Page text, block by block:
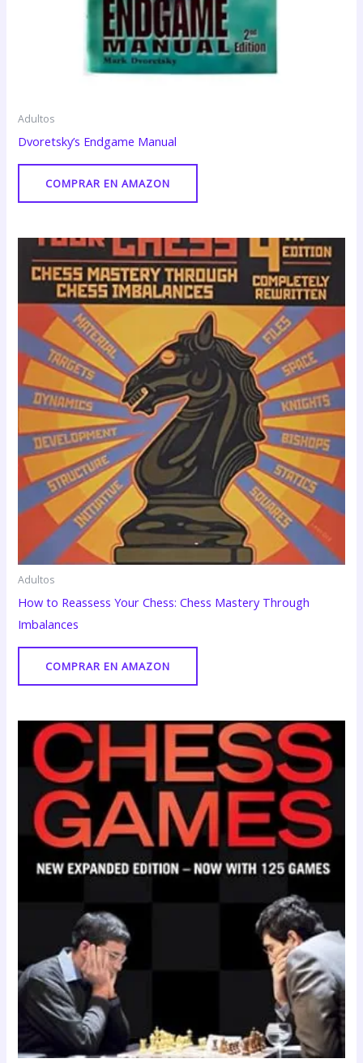
Adultos
Dvoretsky’s Endgame Manual
COMPRAR EN AMAZON
Adultos
How to Reassess Your Chess: Chess Mastery Through
Imbalances
COMPRAR EN AMAZON